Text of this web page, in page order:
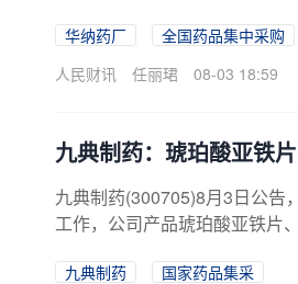
华纳药厂
全国药品集中采购
人民财讯
任丽珺 08-03 18:59
九典制药：琥珀酸亚铁
九典制药(300705)8月3日公告
工作，公司产品琥珀酸亚铁片
九典制药
国家药品集采